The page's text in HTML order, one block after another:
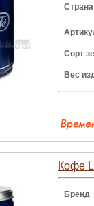
Сорт
Вес
Кофе
Бренд